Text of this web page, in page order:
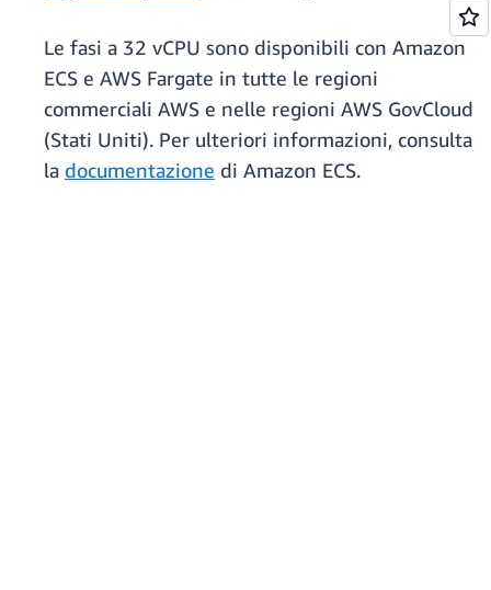
Le fasi a 32 vCPU sono disponibili con Amazon
ECS e AWS Fargate in tutte le regioni
commerciali AWS e nelle regioni AWS GovCloud
(Stati Uniti). Per ulteriori informazioni, consulta
la documentazione di Amazon ECS.